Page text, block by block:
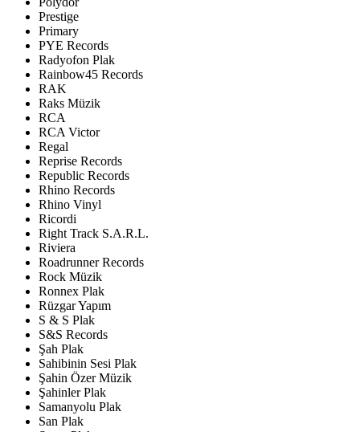
Prestige
Primary
PYE Records
Radyofon Plak
Rainbow45 Records
RAK
Raks Müzik
RCA
RCA Victor
Regal
Reprise Records
Republic Records
Rhino Records
Rhino Vinyl
Ricordi
Right Track S.A.R.L.
Riviera
Roadrunner Records
Rock Müzik
Ronnex Plak
Rüzgar Yapım
S & S Plak
S&S Records
Şah Plak
Sahibinin Sesi Plak
Şahin Özer Müzik
Şahinler Plak
Samanyolu Plak
San Plak